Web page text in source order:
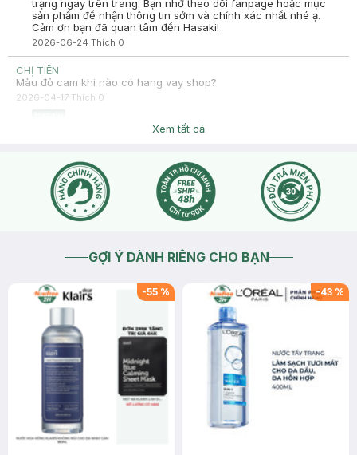
trạng ngay trên trang. Bạn nhớ theo dõi fanpage hoặc mục
sản phẩm để nhận thông tin sớm và chính xác nhất nhé ạ.
Cảm ơn bạn đã quan tâm đến Hasaki!
2026-06-24 Thích 0
CHỊ TIÊN
Màu đỏ cam khi nào có hang vay shop?
2026-04-17 Thích 0
Dạ khi nào có hàng về thêm hệ thống sẽ cập nhật lại tình
2026-04-17Thích
Xem tất cả
GỢI Ý DÀNH RIÊNG CHO BẠN
-55 % -43 %